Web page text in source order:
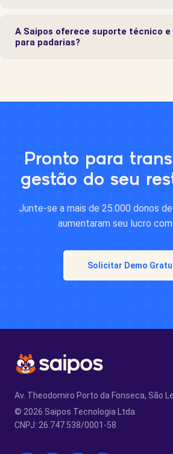
tablet ou smartphone com acesso à
sem hardware especializado, sem custos
A Saipos oferece suporte técnico
para padarias?
Pronto para
gestão do seu
Junte-se a mais de 25.000 donos
aumentaram seu lucro
Solicitar Demo
Av. Theodomiro Porto da Fonseca, São
© 2026 Saipos Tecnologia Ltda.
CNPJ: 26.747.538/0001-58